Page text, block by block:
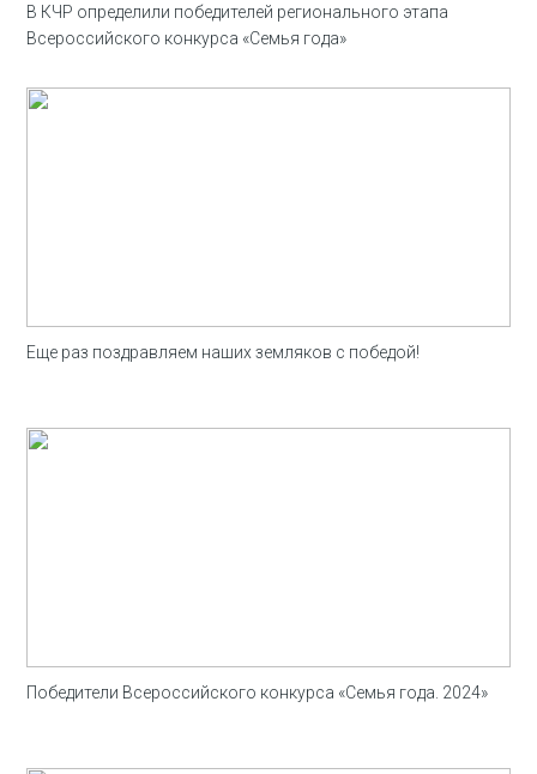
В КЧР определили победителей регионального этапа
Всероссийского конкурса «Семья года»
Еще раз поздравляем наших земляков с победой!
Победители Всероссийского конкурса «Семья года. 2024»